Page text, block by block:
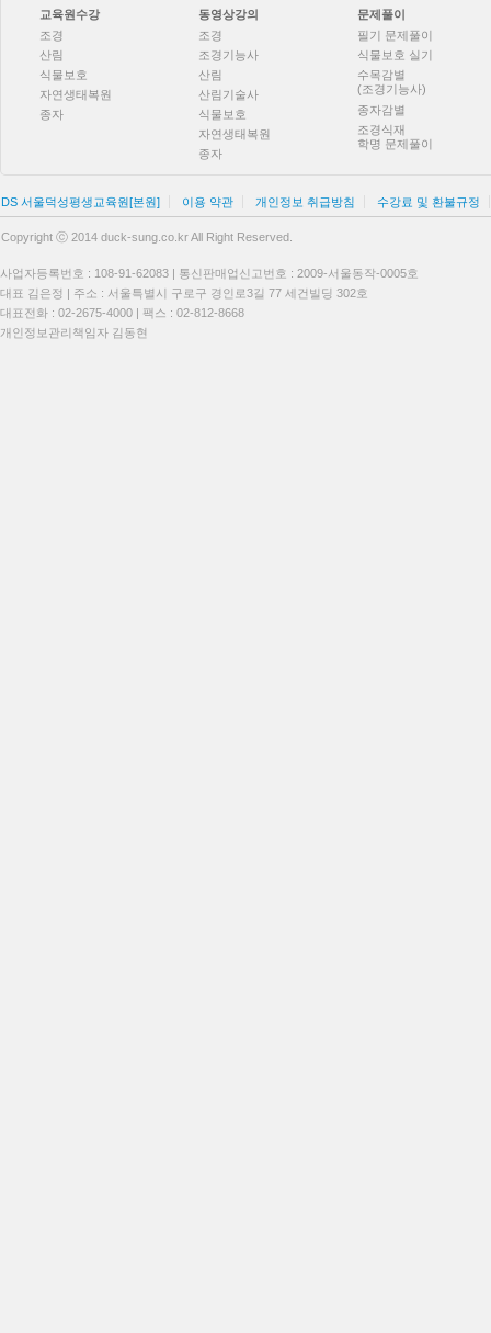
교육원수강
조경
산림
식물보호
자연생태복원
종자
동영상강의
조경
조경기능사
산림
산림기술사
식물보호
자연생태복원
종자
문제풀이
필기 문제풀이
식물보호 실기
수목감별
(조경기능사)
종자감별
조경식재
학명 문제풀이
DS 서울덕성평생교육원[본원] 이용 약관 개인정보 취급방침 수강료 및 환불규정
Copyright ⓒ 2014 duck-sung.co.kr All Right Reserved.
사업자등록번호 : 108-91-62083 | 통신판매업신고번호 : 2009-서울동작-0005호
대표 김은정 | 주소 : 서울특별시 구로구 경인로3길 77 세건빌딩 302호
대표전화 : 02-2675-4000 | 팩스 : 02-812-8668
개인정보관리책임자 김동현